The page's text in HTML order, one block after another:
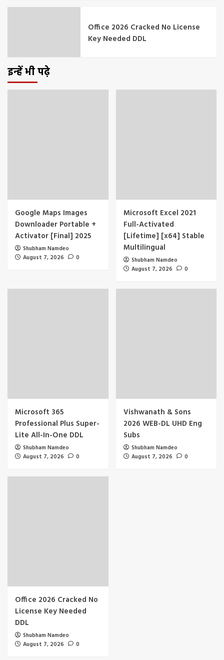
Office 2026 Cracked No License
Key Needed DDL
इन्हें भी पढ़े
Google Maps Images
Downloader Portable +
Activator [Final] 2025
Shubham Namdeo
August 7, 2026
0
Microsoft Excel 2021
Full-Activated
[Lifetime] [x64] Stable
Multilingual
Shubham Namdeo
August 7, 2026
0
Microsoft 365
Professional Plus Super-
Lite All-In-One DDL
Shubham Namdeo
August 7, 2026
0
Vishwanath & Sons
2026 WEB-DL UHD Eng
Subs
Shubham Namdeo
August 7, 2026
0
Office 2026 Cracked No
License Key Needed
DDL
Shubham Namdeo
August 7, 2026
0